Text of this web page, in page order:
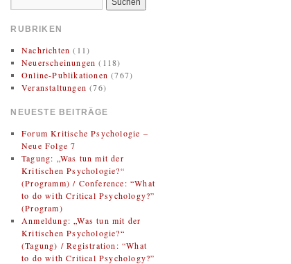
RUBRIKEN
Nachrichten (11)
Neuerscheinungen (118)
Online-Publikationen (767)
Veranstaltungen (76)
NEUESTE BEITRÄGE
Forum Kritische Psychologie –
Neue Folge 7
Tagung: „Was tun mit der
Kritischen Psychologie?“
(Programm) / Conference: “What
to do with Critical Psychology?”
(Program)
Anmeldung: „Was tun mit der
Kritischen Psychologie?“
(Tagung) / Registration: “What
to do with Critical Psychology?”